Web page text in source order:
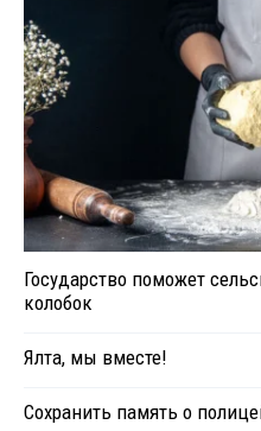
Государство поможет
колобок
Ялта, мы вместе!
Сохранить память о